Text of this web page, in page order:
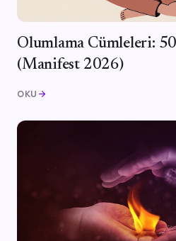
Olumlama Cümleleri:
(Manifest 2026)
OKU arrow_forward